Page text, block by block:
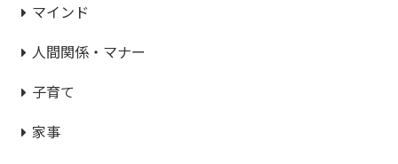
マインド
人間関係・マナー
子育て
家事